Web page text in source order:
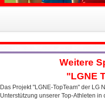
Weitere
"LGNE
Das Projekt "LGNE-TopTeam" der
Unterstützung unserer Top-Athleten